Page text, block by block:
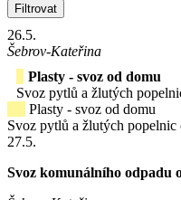
Filtrovat
26.5.
Šebrov-Kateřina
Plasty - svoz od domu
Svoz pytlů a žlutých
Plasty - svoz od domu
Svoz pytlů a žlutých
27.5.
Svoz komunálního odpadu